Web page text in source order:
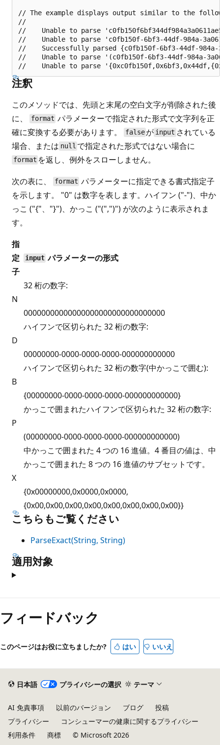
// The example displays output similar to the
//
//    Unable to parse
//    Unable to parse 'c0fb150f-6bf3-44df-984a-
//    Successfully parsed {c0fb150f-6bf3-44df-984a-
//    Unable to parse '(c0fb150f-6bf3-44df-984a-
注釈
このメソッドでは、先頭と末尾の空白文字が削除された後
に、
format パラメーターで指定された形式で文字列を正
確に変換する必要があります。
false が input されている
場合、または null で指定された形式ではない場合に
format を返し、例外をスローしません。
次の表に、
format パラメーターに指定できる書式指定子
を示します。 "0" は数字を表します。ハイフン ("-")、中か
っこ ("{"、"}")、かっこ ("(",")") が次のように表示されま
す。
指
定
子
input パラメーターの形式
N
32 桁の数字:
00000000000000000000000000000000
D
ハイフンで区切られた 32 桁の数字:
00000000-0000-0000-0000-000000000000
B
ハイフンで区切られた 32 桁の数字(中かっこで囲む):
{00000000-0000-0000-0000-000000000000}
P
かっこで囲まれたハイフンで区切られた 32 桁の数字:
(00000000-0000-0000-0000-000000000000)
X
中かっこで囲まれた 4 つの 16 進値。4 番目の値は、中
かっこで囲まれた 8 つの 16 進値のサブセットです。
{0x00000000,0x0000,0x0000,
{0x00,0x00,0x00,0x00,0x00,0x00,0x00,0x00}}
こちらもご覧ください
ParseExact(String, String)
適用対象
フィードバック
このページはお役に立ちましたか? はい いいえ
日本語 プライバシーの選択 テーマ
AI 免責事項 以前のバージョン ブログ
投稿
プライバシー
コンシューマーの健康に関するプライバシー
利用条件
商標 © Microsoft 2026